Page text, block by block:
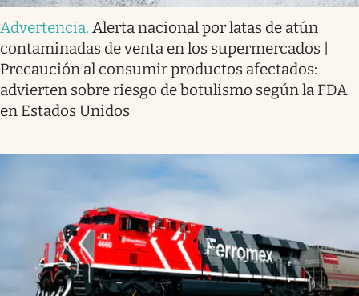
Advertencia. Alerta nacional por latas de atún
contaminadas de venta en los supermercados |
Precaución al consumir productos afectados:
advierten sobre riesgo de botulismo según la FDA
en Estados Unidos